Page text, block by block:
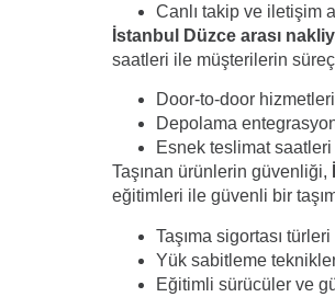
Canlı takip ve iletişim
İstanbul Düzce arası
saatleri ile müşterilerin
Door-to-door hizmetleri
Depolama
Esnek teslimat saatleri
Taşınan ürünlerin güvenliği,
eğitimleri ile güvenli bir
Taşıma sigortası türleri
Yük sabitleme
Eğitimli sürücüler ve